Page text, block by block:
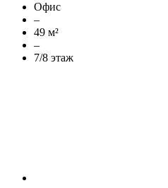
Офис
–
49 м²
–
7/8 этаж